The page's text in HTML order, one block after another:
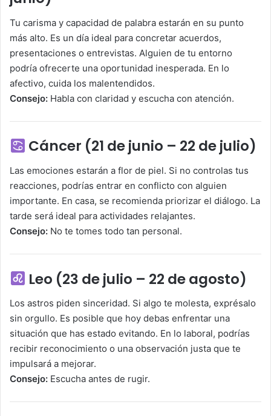
Tu carisma y capacidad de palabra estarán en su punto
más alto. Es un día ideal para concretar acuerdos,
presentaciones o entrevistas. Alguien de tu entorno
podría ofrecerte una oportunidad inesperada. En lo
afectivo, cuida los malentendidos.
Consejo: Habla con claridad y escucha con atención.
Cáncer (21 de junio – 22 de julio)
Las emociones estarán a flor de piel. Si no controlas tus
reacciones, podrías entrar en conflicto con alguien
importante. En casa, se recomienda priorizar el diálogo. La
tarde será ideal para actividades relajantes.
Consejo: No te tomes todo tan personal.
Leo (23 de julio – 22 de agosto)
Los astros piden sinceridad. Si algo te molesta, exprésalo
sin orgullo. Es posible que hoy debas enfrentar una
situación que has estado evitando. En lo laboral, podrías
recibir reconocimiento o una observación justa que te
impulsará a mejorar.
Consejo: Escucha antes de rugir.